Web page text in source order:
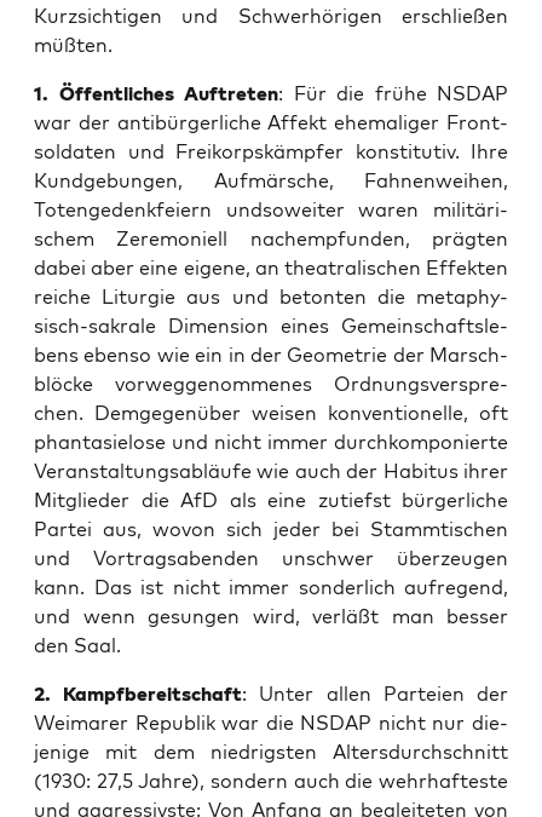
Kurz­sich­ti­gen und Schwer­hö­ri­gen erschlie­ßen
müßten.
1. Öffent­li­ches Auf­tre­ten: Für die frü­he NSDAP
war der anti­bür­ger­li­che Affekt ehe­ma­li­ger Front­
sol­da­ten und Frei­korps­kämp­fer kon­sti­tu­tiv. Ihre
Kund­ge­bun­gen, Auf­mär­sche, Fah­nen­wei­hen,
Toten­ge­denk­fei­ern und­so­wei­ter waren mili­tä­ri­
schem Zere­mo­ni­ell nach­emp­fun­den, präg­ten
dabei aber eine eige­ne, an thea­tra­li­schen Effek­ten
rei­che Lit­ur­gie aus und beton­ten die meta­phy­
sisch-sakra­le Dimen­si­on eines Gemein­schafts­le­
bens eben­so wie ein in der Geo­me­trie der Marsch­
blö­cke vor­weg­ge­nom­me­nes Ord­nungs­ver­spre­
chen. Dem­ge­gen­über wei­sen kon­ven­tio­nel­le, oft
phan­ta­sie­lo­se und nicht immer durch­kom­po­nier­te
Ver­an­stal­tungs­ab­läu­fe wie auch der Habi­tus ihrer
Mit­glie­der die AfD als eine zutiefst bür­ger­li­che
Par­tei aus, wovon sich jeder bei Stamm­ti­schen
und Vor­trags­aben­den unschwer über­zeu­gen
kann. Das ist nicht immer son­der­lich auf­re­gend,
und wenn gesun­gen wird, ver­läßt man bes­ser
den Saal.
2. Kampf­be­reit­schaft: Unter allen Par­tei­en der
Wei­ma­rer Repu­blik war die NSDAP nicht nur die­
je­ni­ge mit dem nied­rigs­ten Alters­durch­schnitt
(1930: 27,5 Jah­re), son­dern auch die wehr­haf­tes­te
und aggres­sivs­te: Von Anfang an beglei­te­ten von